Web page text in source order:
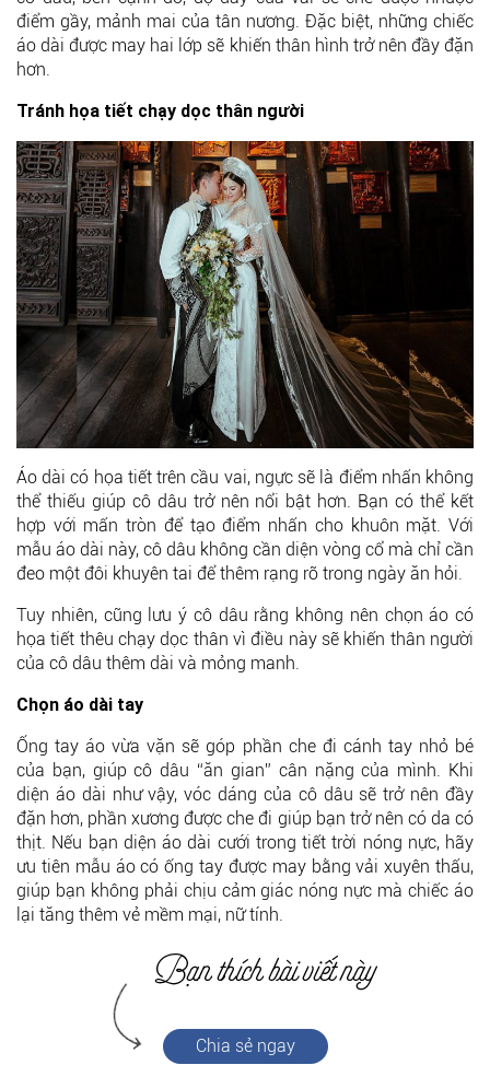
điểm gầy, mảnh mai của tân nương. Đặc biệt, những chiếc
áo dài được may hai lớp sẽ khiến thân hình trở nên đầy đặn
hơn.
Tránh họa tiết chạy dọc thân người
Áo dài có họa tiết trên cầu vai, ngực sẽ là điểm nhấn không
thể thiếu giúp cô dâu trở nên nổi bật hơn. Bạn có thể kết
hợp với mấn tròn để tạo điểm nhấn cho khuôn mặt. Với
mẫu áo dài này, cô dâu không cần diện vòng cổ mà chỉ cần
đeo một đôi khuyên tai để thêm rạng rỡ trong ngày ăn hỏi.
Tuy nhiên, cũng lưu ý cô dâu rằng không nên chọn áo có
họa tiết thêu chạy dọc thân vì điều này sẽ khiến thân người
của cô dâu thêm dài và mỏng manh.
Chọn áo dài tay
Ống tay áo vừa vặn sẽ góp phần che đi cánh tay nhỏ bé
của bạn, giúp cô dâu “ăn gian” cân nặng của mình. Khi
diện áo dài như vậy, vóc dáng của cô dâu sẽ trở nên đầy
đặn hơn, phần xương được che đi giúp bạn trở nên có da có
thịt. Nếu bạn diện áo dài cưới trong tiết trời nóng nực, hãy
ưu tiên mẫu áo có ống tay được may bằng vải xuyên thấu,
giúp bạn không phải chịu cảm giác nóng nực mà chiếc áo
lại tăng thêm vẻ mềm mại, nữ tính.
Chia sẻ ngay